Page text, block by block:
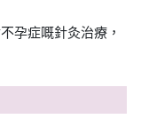
孕症嘅針灸治療，